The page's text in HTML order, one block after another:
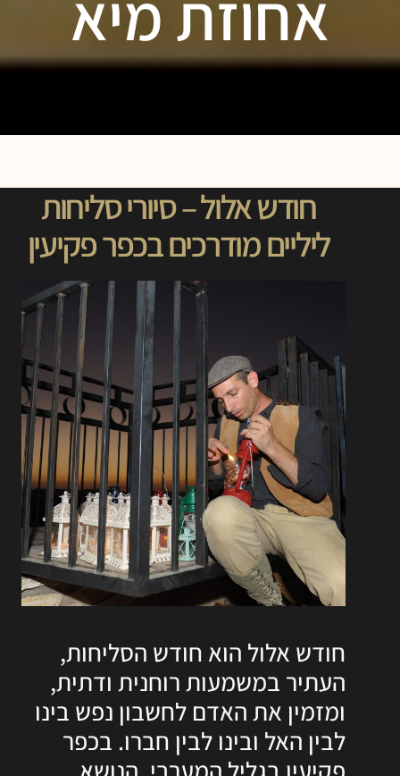
חודש אלול – סיורי סליחות
ליליים מודרכים בכפר פקיעין
חודש אלול הוא חודש הסליחות,
העתיר במשמעות רוחנית ודתית,
ומזמין את האדם לחשבון נפש בינו
לבין האל ובינו לבין חברו. בכפר